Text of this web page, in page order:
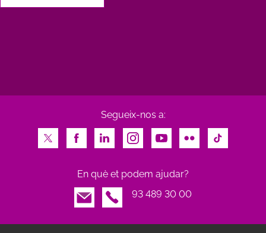
Segueix-nos a:
Twitter
FacebookLinkedInInstagramYoutubeFlickr TikTok
En què et podem ajudar?
Email
93 489 30 00